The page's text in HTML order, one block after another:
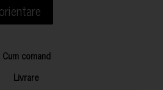
Cum comand
Livrare